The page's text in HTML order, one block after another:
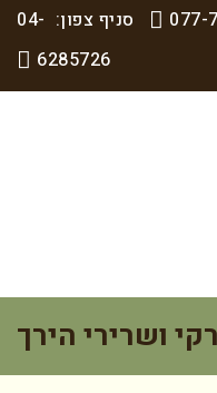
סניף צפון:04-
6285726
הירך